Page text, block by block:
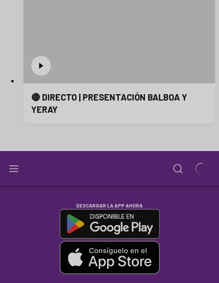
🔴 DIRECTO | PRESENTACIÓN BALBOA Y
YERAY
DESCARGAR LA APP AHORA